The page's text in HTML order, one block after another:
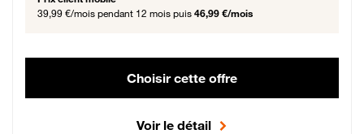
39,99 €/mois pendant 12 mois puis 46,99 €/mois
Choisir cette offre
Voir le détail